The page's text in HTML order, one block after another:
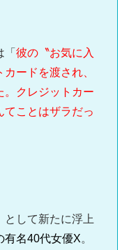
彼の〝お気に入
ードを渡され、
。クレジットカー
てことはザラだっ
として新たに浮上
有名40代女優X。